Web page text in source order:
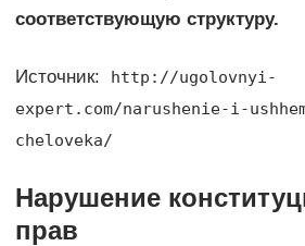
соответствующую структуру.
Источник:
http://ugolovnyi-
expert.com/narushenie-i-
cheloveka/
Нарушение
прав